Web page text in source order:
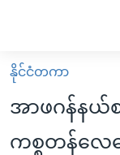
လွယ်ကူ
စေ
မူလစာမျက်နှာ
မြန်မာ
ကမ္ဘာ့သတင်းများ
နိုင်ငံတကာ
အာဖဂန်နယ်
ကစ္စတန်လ